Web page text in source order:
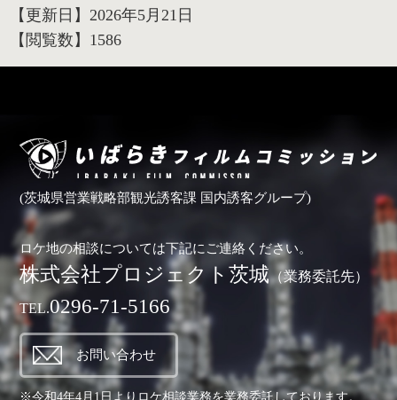
【更新日】 2026年5月21日
【閲覧数】 1586
(茨城県営業戦略部観光誘客課 国内誘客グループ)
ロケ地の相談については下記にご連絡ください。
株式会社プロジェクト茨城（業務委託先）
TEL.0296-71-5166
お問い合わせ
※令和4年4月1日よりロケ相談業務を業務委託しております。